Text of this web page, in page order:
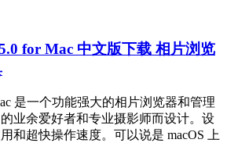
for Mac 中文版下载 相片浏览
是一个功能强大的相片浏览器和管理
业余爱好者和专业摄影师而设计。设
和超快操作速度。可以说是 macOS 上